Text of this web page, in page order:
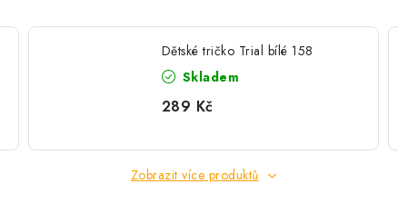
Dětské tričko Trial bílé 158
Skladem
289 Kč
Zobrazit více produktů